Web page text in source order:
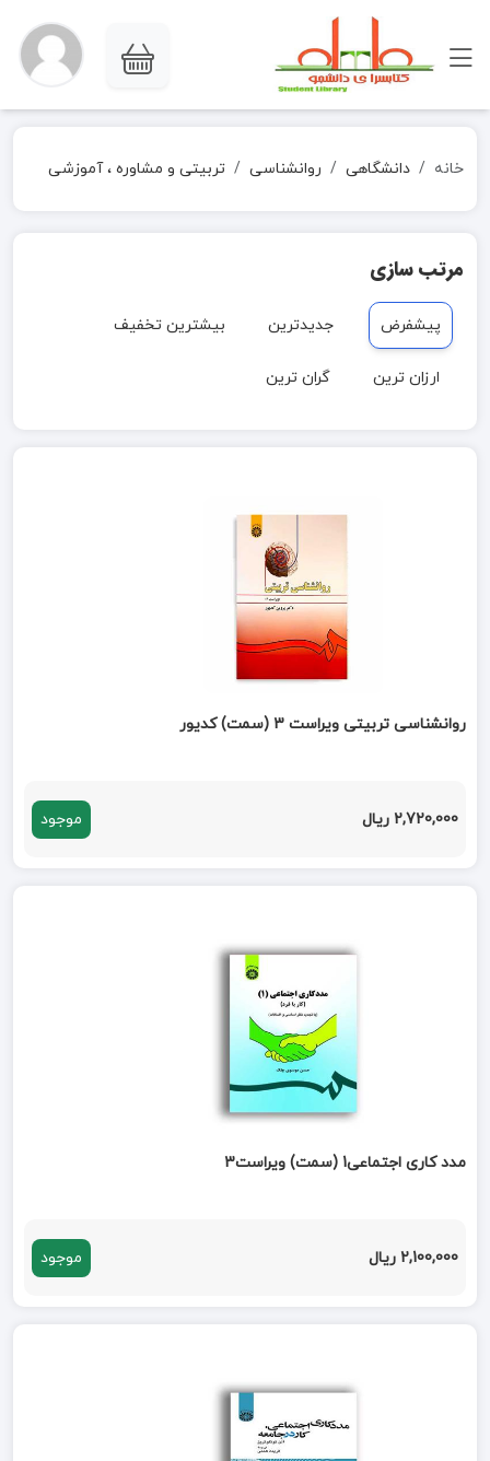
خانه دانشگاهی روانشناسی تربیتی و مشاوره ، آموزشی
مرتب سازی
پیشفرض جدیدترین بیشترین تخفیف
ارزان ترین گران ترین
روانشناسی تربیتی ویراست 3 (سمت) کدیور
2,720,000 ریال موجود
مدد کاری اجتماعی1 (سمت) ویراست3
2,100,000 ریال موجود